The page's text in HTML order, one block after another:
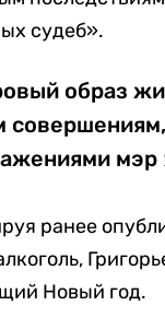
судеб».
образ
мэр
ранее
Новый год.